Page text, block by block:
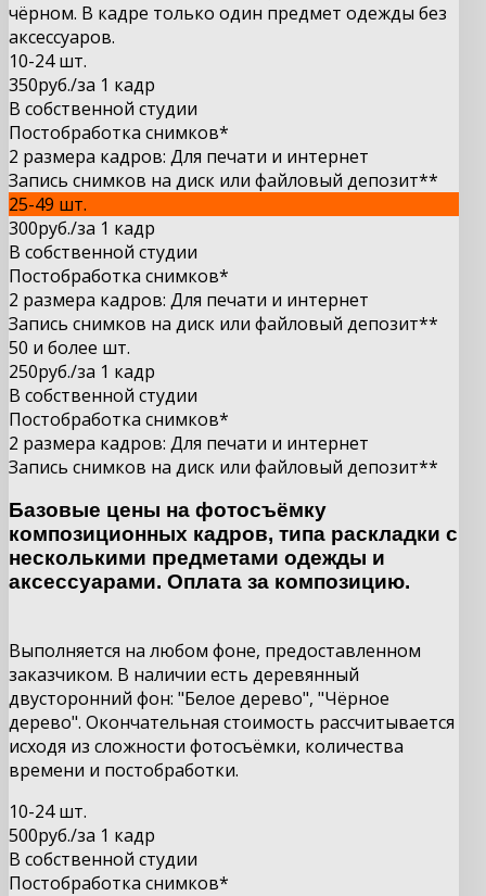
чёрном. В кадре только один предмет одежды без
аксессуаров.
10-24 шт.
350руб./за 1 кадр
В собственной студии
Постобработка снимков*
2 размера кадров: Для печати и интернет
Запись снимков на диск или файловый депозит**
25-49 шт.
300руб./за 1 кадр
В собственной студии
Постобработка снимков*
2 размера кадров: Для печати и интернет
Запись снимков на диск или файловый депозит**
50 и более шт.
250руб./за 1 кадр
В собственной студии
Постобработка снимков*
2 размера кадров: Для печати и интернет
Запись снимков на диск или файловый депозит**
Базовые цены на фотосъёмку
композиционных кадров, типа раскладки с
несколькими предметами одежды и
аксессуарами. Оплата за композицию.
Выполняется на любом фоне, предоставленном
заказчиком. В наличии есть деревянный
двусторонний фон: "Белое дерево", "Чёрное
дерево". Окончательная стоимость рассчитывается
исходя из сложности фотосъёмки, количества
времени и постобработки.
10-24 шт.
500руб./за 1 кадр
В собственной студии
Постобработка снимков*